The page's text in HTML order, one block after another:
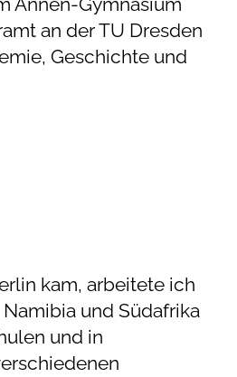
an der TU Dresden
Geschichte und
kam, arbeitete ich
und Südafrika
und in